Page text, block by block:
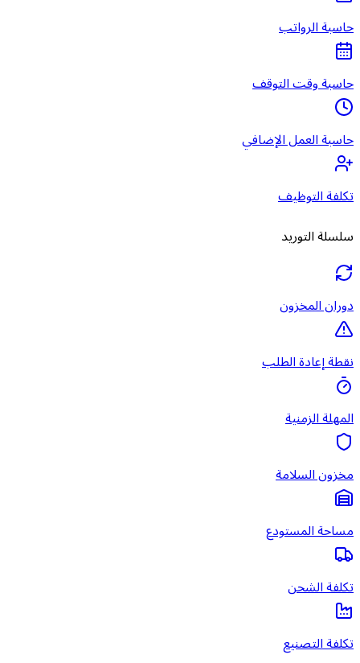
حاسبة الرواتب
حاسبة وقت التوقف
حاسبة العمل الإضافي
تكلفة التوظيف
سلسلة التوريد
دوران المخزون
نقطة إعادة الطلب
المهلة الزمنية
مخزون السلامة
مساحة المستودع
تكلفة الشحن
تكلفة التصنيع